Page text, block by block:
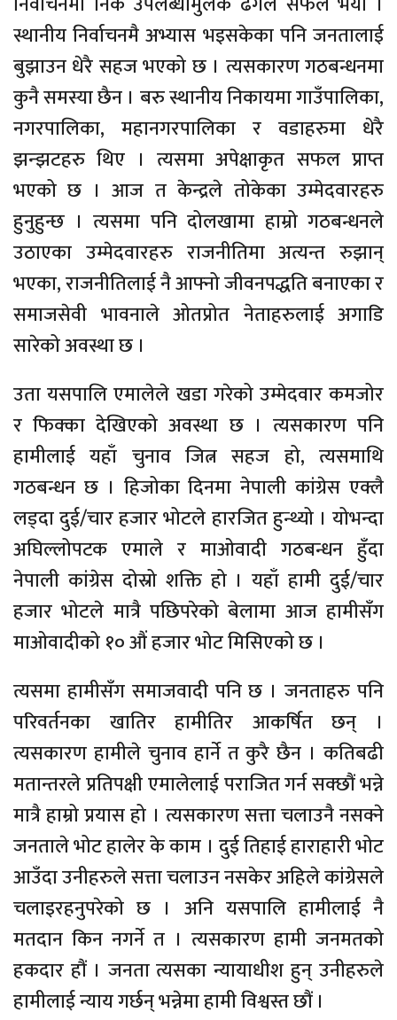
स्थानीय निर्वाचनमै अभ्यास भइसकेका पनि जनतालाई
बुझाउन धेरै सहज भएको छ । त्यसकारण गठबन्धनमा
कुनै समस्या छैन । बरु स्थानीय निकायमा गाउँपालिका,
नगरपालिका, महानगरपालिका र वडाहरुमा धेरै
झन्झटहरु थिए । त्यसमा अपेक्षाकृत सफल प्राप्त
भएको छ । आज त केन्द्रले तोकेका उम्मेदवारहरु
हुनुहुन्छ । त्यसमा पनि दोलखामा हाम्रो गठबन्धनले
उठाएका उम्मेदवारहरु राजनीतिमा अत्यन्त रुझान्
भएका, राजनीतिलाई नै आफ्नो जीवनपद्धति बनाएका र
समाजसेवी भावनाले ओतप्रोत नेताहरुलाई अगाडि
सारेको अवस्था छ ।
उता यसपालि एमालेले खडा गरेको उम्मेदवार कमजोर
र फिक्का देखिएको अवस्था छ । त्यसकारण पनि
हामीलाई यहाँ चुनाव जित्न सहज हो, त्यसमाथि
गठबन्धन छ । हिजोका दिनमा नेपाली कांग्रेस एक्लै
लड्दा दुई/चार हजार भोटले हारजित हुन्थ्यो । योभन्दा
अघिल्लोपटक एमाले र माओवादी गठबन्धन हुँदा
नेपाली कांग्रेस दोस्रो शक्ति हो । यहाँ हामी दुई/चार
हजार भोटले मात्रै पछिपरेको बेलामा आज हामीसँग
माओवादीको १० औं हजार भोट मिसिएको छ ।
त्यसमा हामीसँग समाजवादी पनि छ । जनताहरु पनि
परिवर्तनका खातिर हामीतिर आकर्षित छन् ।
त्यसकारण हामीले चुनाव हार्ने त कुरै छैन । कतिबढी
मतान्तरले प्रतिपक्षी एमालेलाई पराजित गर्न सक्छौं भन्ने
मात्रै हाम्रो प्रयास हो । त्यसकारण सत्ता चलाउनै नसक्ने
जनताले भोट हालेर के काम । दुई तिहाई हाराहारी भोट
आउँदा उनीहरुले सत्ता चलाउन नसकेर अहिले कांग्रेसले
चलाइरहनुपरेको छ । अनि यसपालि हामीलाई नै
मतदान किन नगर्ने त । त्यसकारण हामी जनमतको
हकदार हौं । जनता त्यसका न्यायाधीश हुन् उनीहरुले
हामीलाई न्याय गर्छन् भन्नेमा हामी विश्वस्त छौं ।